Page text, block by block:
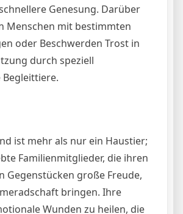
Genesung. Darüber
Menschen mit bestimmten
oder Beschwerden Trost in
durch speziell
ist mehr als nur ein Haustier;
Familienmitglieder, die ihren
Gegenstücken große Freude,
bringen. Ihre
Wunden zu heilen, die